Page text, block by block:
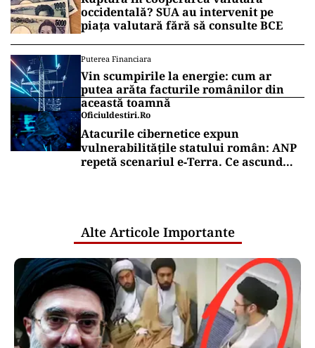
occidentală? SUA au intervenit pe
piața valutară fără să consulte BCE
Puterea Financiara
Vin scumpirile la energie: cum ar
putea arăta facturile românilor din
această toamnă
Oficiuldestiri.ro
Atacurile cibernetice expun
vulnerabilitățile statului român: ANP
repetă scenariul e‑Terra. Ce ascund
Alte Articole Importante